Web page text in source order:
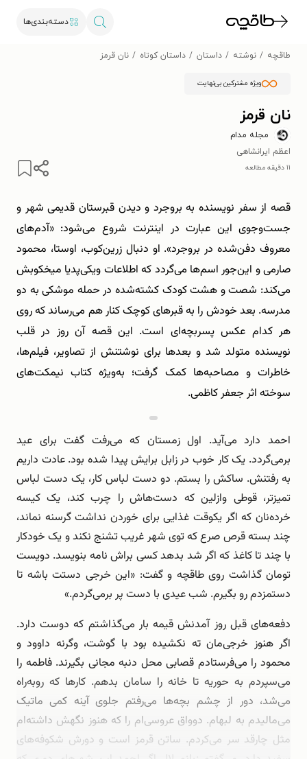
دسته‌بندی‌ها
طاقچه نوشته داستان داستان کوتاه نان قرمز
ویژه مشترکین بی‌نهایت
نان قرمز
مجله مدام
اعظم ایرانشاهی
۱۱ دقیقه مطالعه
قصه از سفر نویسنده به بروجرد و دیدن قبرستان قدیمی شهر و
جست‌وجوی این عبارت در اینترنت شروع می‌شود: «آدم‌های
معروف دفن‌شده در بروجرد». او دنبال زرین‌کوب، اوستا، محمود
صارمی و این‌جور اسم‌ها می‌گردد که اطلاعات ویکی‌پدیا میخکوبش
می‌کند: شصت و هشت کودک کشته‌شده در حمله موشکی به دو
مدرسه. بعد خودش را به قبرهای کوچک کنار هم می‌رساند که روی
هر کدام عکس پسربچه‌ای است. این قصه آن روز در قلب
نویسنده متولد شد و بعدها برای نوشتنش از تصاویر، فیلم‌ها،
خاطرات و مصاحبه‌ها کمک گرفت؛ به‌ویژه کتاب نیمکت‌های
سوخته اثر جعفر کاظمی.
احمد دارد می‌آید. اول زمستان که می‌رفت گفت برای عید
برمی‌گردد. یک کار خوب در زابل برایش پیدا شده بود. عادت داریم
به رفتنش. ساکش را بستم. دو دست لباس کار، یک دست لباس
تمیزتر، قوطی وازلین که دست‌هاش را چرب کند، یک کیسه
خرده‌نان که اگر یکوقت غذایی برای خوردن نداشت گرسنه نماند،
چند بسته قرص صرع که توی شهر غریب تشنج نکند و یک خودکار
با چند تا کاغذ که اگر شد بدهد کسی براش نامه بنویسد. دویست
تومان گذاشت روی طاقچه و گفت: «این خرجی دستت باشه تا
دستمزدم رو بگیرم. شب عیدی با دست پر برمی‌گردم.»
دفعه‌های قبل روز آمدنش قیمه بار می‌گذاشتم که دوست دارد.
اگر هنوز خرجی‌مان ته نکشیده بود با گوشت، وگرنه داوود و
محمود را می‌فرستادم قصابی محل دنبه مجانی بگیرند. فاطمه را
می‌سپردم به حوریه تا خانه را سامان بدهم. کارها که روبه‌راه
می‌شد، دور از چشم بچه‌ها می‌رفتم جلوی آینه کمی ماتیک
می‌مالیدم به لبهام. دوواق عروسی‌ام را که هنوز نگهش داشته‌ام
مثل چارقد سر می‌کردم. ساتن قرمز است و دورش شکوفه‌های